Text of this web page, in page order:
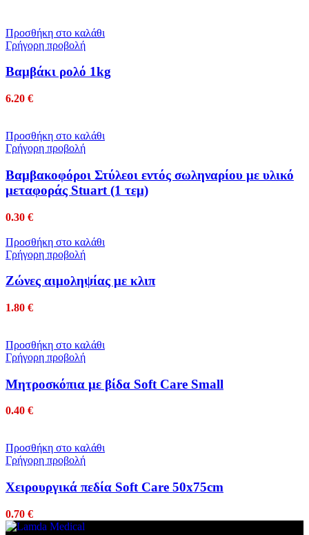
Προσθήκη στο καλάθι
Γρήγορη προβολή
Βαμβάκι ρολό 1kg
6.20 €
Προσθήκη στο καλάθι
Γρήγορη προβολή
Βαμβακοφόροι Στύλεοι εντός σωληναρίου με υλικό
μεταφοράς Stuart (1 τεμ)
0.30 €
Προσθήκη στο καλάθι
Γρήγορη προβολή
Ζώνες αιμοληψίας με κλιπ
1.80 €
Προσθήκη στο καλάθι
Γρήγορη προβολή
Μητροσκόπια με βίδα Soft Care Small
0.40 €
Προσθήκη στο καλάθι
Γρήγορη προβολή
Χειρουργικά πεδία Soft Care 50x75cm
0.70 €